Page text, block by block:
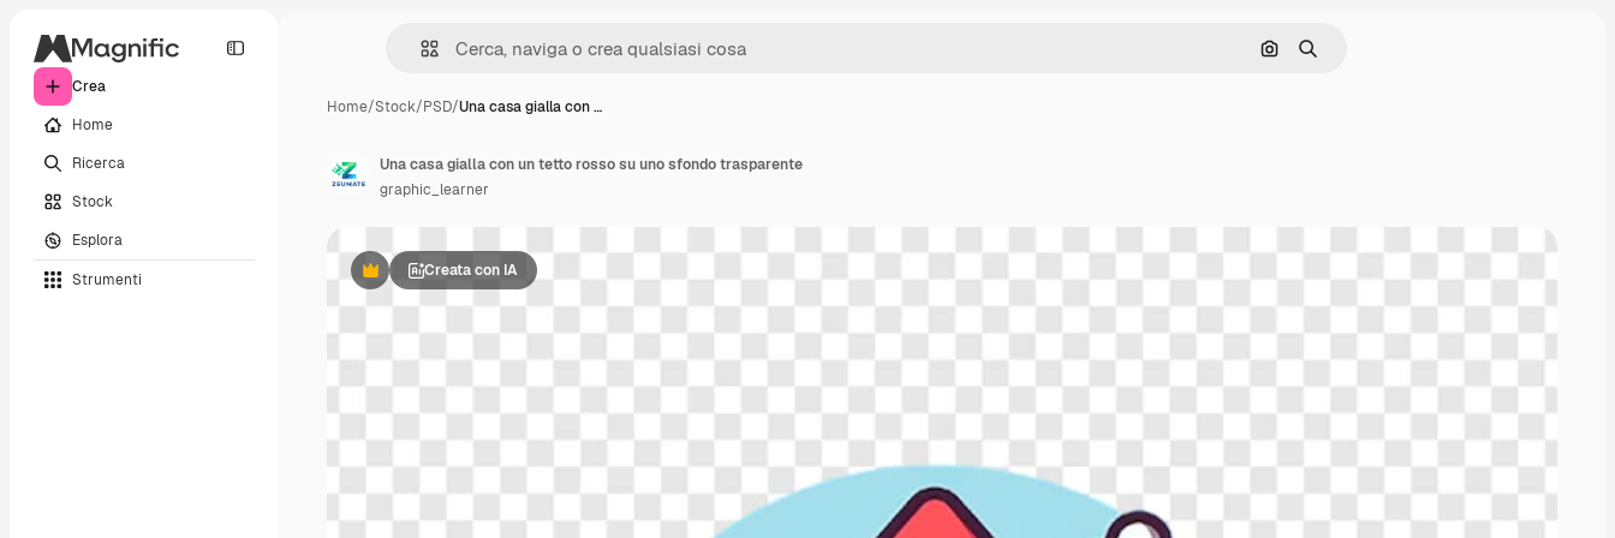
Crea
Home
Ricerca
Stock
Esplora
Strumenti
Cerca per immagine
Ricerca
Home/Stock/PSD/Una casa gialla con …
PremiumCreata con IA
Una casa gialla con un tetto rosso su uno sfondo trasparente
graphic_learner